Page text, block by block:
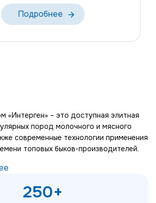
Подробнее
– это доступная элитная
пород молочного и мясного
современные технологии применения
топовых быков-производителей.
250+